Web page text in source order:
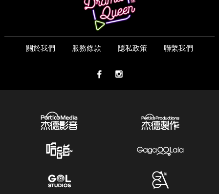
關於我們 服務條款 隱私政策 聯繫我們